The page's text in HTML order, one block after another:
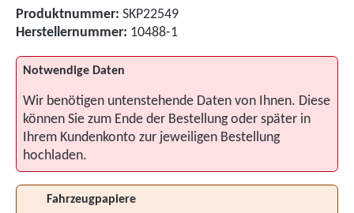
Produktnummer: SKP22549
Herstellernummer: 10488-1
Notwendige Daten
Wir benötigen untenstehende Daten von Ihnen. Diese
können Sie zum Ende der Bestellung oder später in
Ihrem Kundenkonto zur jeweiligen Bestellung
hochladen.
Fahrzeugpapiere